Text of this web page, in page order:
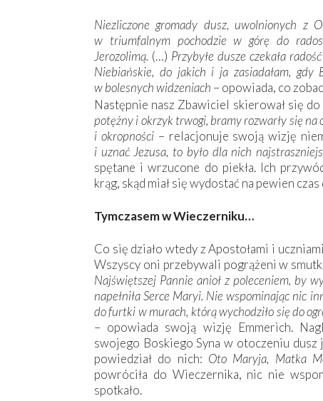
Niezliczone gromady dusz, uwolnionych z
w triumfalnym pochodzie w górę do
Jerozolimą. (…) Przybyłe dusze czekała
Niebiańskie, do jakich i ja zasiadałam,
w bolesnych widzeniach – opowiada, co
Następnie nasz Zbawiciel skierował się do
potężny i okrzyk trwogi, bramy rozwarły się na
i okropności– relacjonuje swoją wizję
i uznać Jezusa, to było dla nich
spętane i wrzucone do piekła. Ich
krąg, skąd miał się wydostać na pewien
Tymczasem w Wieczerniku…
Co się działo wtedy z Apostołami i
Wszyscy oni przebywali pogrążeni w
Najświętszej Pannie anioł z poleceniem, by
napełniła Serce Maryi. Nie wspominając nic
do furtki w murach, którą wychodziło się do
– opowiada swoją wizję Emmerich.
swojego Boskiego Syna w otoczeniu
powiedział do nich: Oto Maryja, Matka
powróciła do Wieczernika, nic nie
spotkało.